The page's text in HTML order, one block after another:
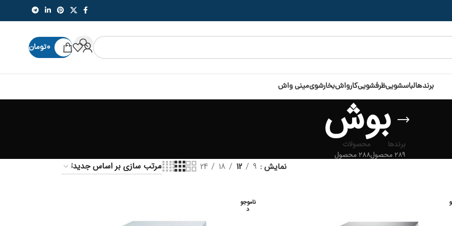
۰تومان
برندهالباسشوییظرفشوییکارواشبخارشویمینی واش
بوشبرندها
۲۸۹ محصول
محصولات
۲۸۸ محصول
نمایش 9
12
18
24
ناموجو
د